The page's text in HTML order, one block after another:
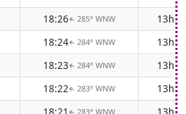
18:26↑ 285° WNW
13h
18:24↑ 284° WNW
13h
18:23↑ 284° WNW
13h
18:22↑ 283° WNW
13h
↑ 283° WNW